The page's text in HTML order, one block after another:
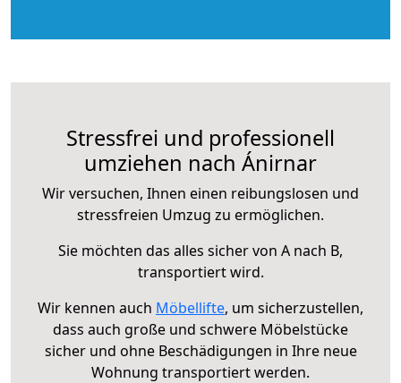
Stressfrei und professionell
umziehen nach Ánirnar
Wir versuchen, Ihnen einen reibungslosen und
stressfreien Umzug zu ermöglichen.
Sie möchten das alles sicher von A nach B,
transportiert wird.
Wir kennen auch Möbellifte, um sicherzustellen,
dass auch große und schwere Möbelstücke
sicher und ohne Beschädigungen in Ihre neue
Wohnung transportiert werden.